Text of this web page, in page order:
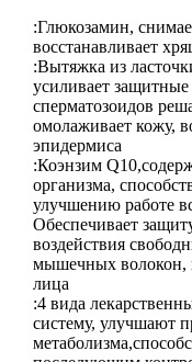
:Глюкозамин,
восстанавливает
:Вытяжка из
усиливает
сперматозоидов
омолаживает кожу,
эпидермиса
:Коэнзим
организма,
улучшению работе
Обеспечивает
воздействия
мышечных волокон,
лица
:4 вида
систему, улучшают